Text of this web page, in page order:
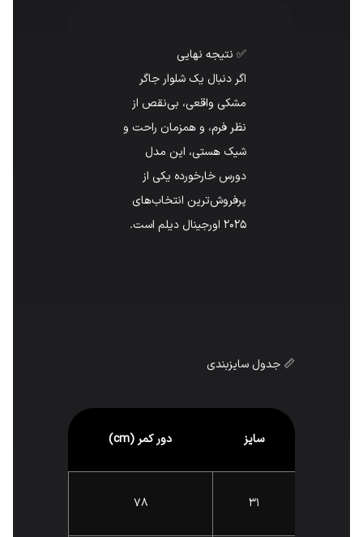
✅ نتیجه نهایی
اگر دنبال یک شلوار جاگر
مشکی واقعی، بی‌نقص از
نظر فرم، و همزمان راحت و
شیک هستی، این مدل
دورس خارخورده یکی از
پرفروش‌ترین انتخاب‌های
۲۰۲۵ اورجینال دیلم است.
📏 جدول سایزبندی
سایز دور کمر (cm)
31
78